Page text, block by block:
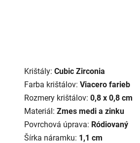
Krištály: Cubic Zirconia
Farba krištálov: Viacero farieb
Rozmery krištálov: 0,8 x 0,8 cm
Materiál: Zmes medi a zinku
Povrchová úprava: Ródiovaný
Šírka náramku: 1,1 cm